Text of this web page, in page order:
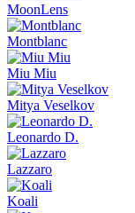
MoonLens
Montblanc
Miu Miu
Mitya Veselkov
Leonardo D.
Lazzaro
Koali